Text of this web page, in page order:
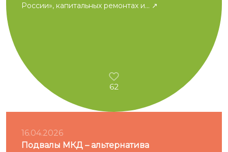
России», капитальных ремонтах и...
62
16.04.2026
Подвалы МКД – альтернатива